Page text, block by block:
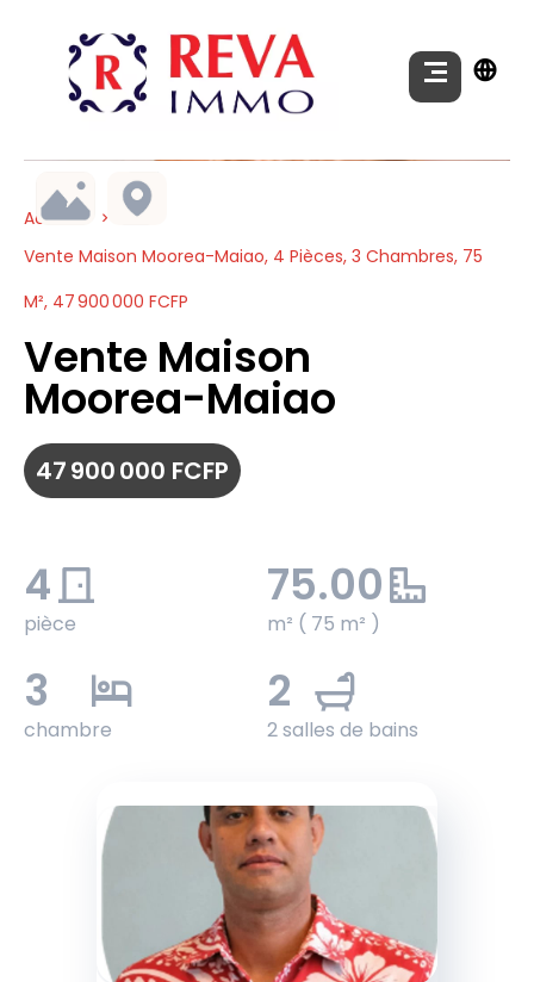
Accueil
Vente Maison Moorea-Maiao, 4 Pièces, 3 Chambres, 75
M², 47 900 000 FCFP
Vente Maison
Moorea-Maiao
47 900 000 FCFP
4
pièce
75.00
m² ( 75 m² )
3
chambre
2
2 salles de bains